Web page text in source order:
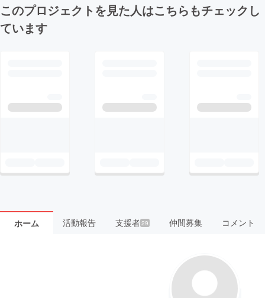
このプロジェクトを見た人はこちらもチェックし
ています
ホーム 活動報告 支援者 29 仲間募集 コメント